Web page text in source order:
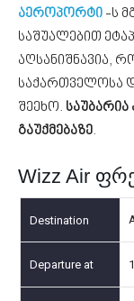
აეროპორტი -ს
საშუალებით
აღსანიშნავია,
საქართველოსა
შეეხო.
გაუქმებაზე.
Wizz Air